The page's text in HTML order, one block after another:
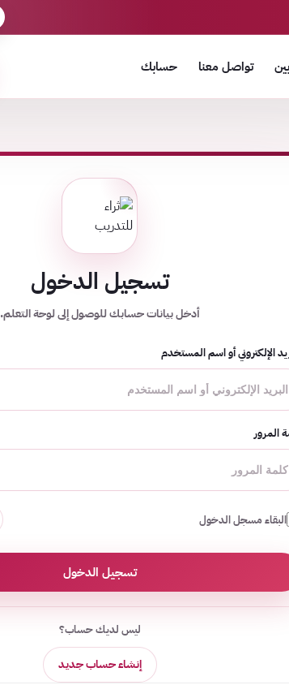
تواصل معنا حسابك
تسجيل الدخول
أدخل بيانات حسابك للوصول إلى لوحة التعلم.
الإلكتروني أو اسم المستخدم
المرور
البقاء مسجل الدخول
تسجيل الدخول
ليس لديك حساب؟
إنشاء حساب جديد